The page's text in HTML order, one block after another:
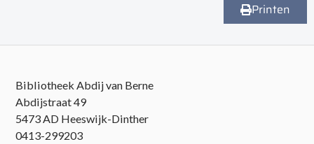
Printen
Bibliotheek Abdij van Berne
Abdijstraat 49
5473 AD Heeswijk-Dinther
0413-299203